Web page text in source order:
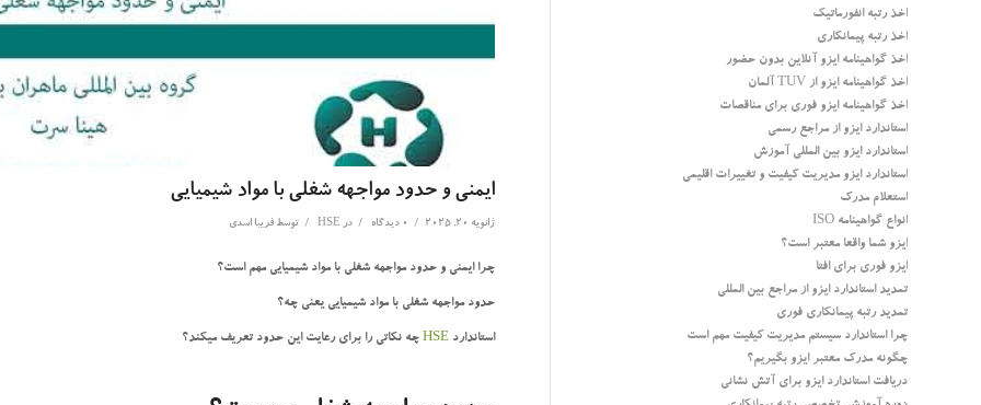
ایمنی و حدود مواجهه شغلی با مواد شیمیایی
ژانویه 20, 2025 / 0 دیدگاه / در HSE
/ توسط فریبا اسدی
چرا ایمنی و حدود مواجهه شغلی با مواد شیمیایی مهم است؟
حدود مواجهه شغلی با مواد شیمیایی یعنی چه؟
استاندارد HSEچه نکاتی را برای رعایت این حدود تعریف میکند؟
اخذ رتبه انفورماتیک
اخذ رتبه پیمانکاری
اخذ گواهینامه ایزو آنلاین بدون حضور
اخذ گواهینامه ایزو از TUV آلمان
اخذ گواهینامه ایزو فوری برای مناقصات
استاندارد ایزو از مراجع رسمی
استاندارد ایزو بین المللی آموزش
استاندارد ایزو مدیریت کیفیت و تغییرات اقلیمی
استعلام مدرک
انواع گواهینامه ISO
ایزو شما واقعا معتبر است؟
ایزو فوری برای افتا
تمدید استاندارد ایزو از مراجع بین المللی
تمدید رتبه پیمانکاری فوری
چرا استاندارد سیستم مدیریت کیفیت مهم است
چگونه مدرک معتبر ایزو بگیریم؟
دریافت استاندارد ایزو برای آتش نشانی